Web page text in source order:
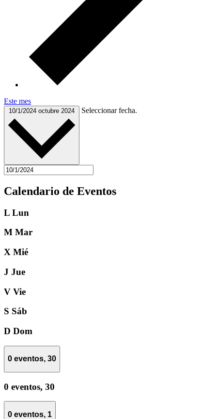
Este mes
10/1/2024 octubre 2024 Seleccionar fecha.
Calendario de Eventos
L Lun
M Mar
X Mié
J Jue
V Vie
S Sáb
D Dom
0 eventos, 30
0 eventos, 30
0 eventos, 1